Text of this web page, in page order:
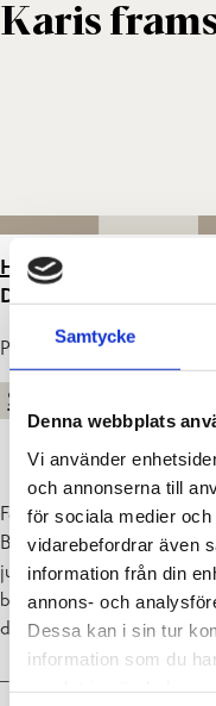
Samtycke
Denna webbplats
Vi använder
och annonserna till
för sociala medier
vidarebefordrar även
information från din
annons- och
Dessa kan i sin tur
information som du
Karis
HEM>
DATACENTRET TILL
Publicerad : 25.06.2026
STADEN
Förberedande arbeten
Bäljars i Karis.
juli 2026. Staden har
bolaget FCDC Corp Oy,
datacenterprojekt.
– Det är fint att